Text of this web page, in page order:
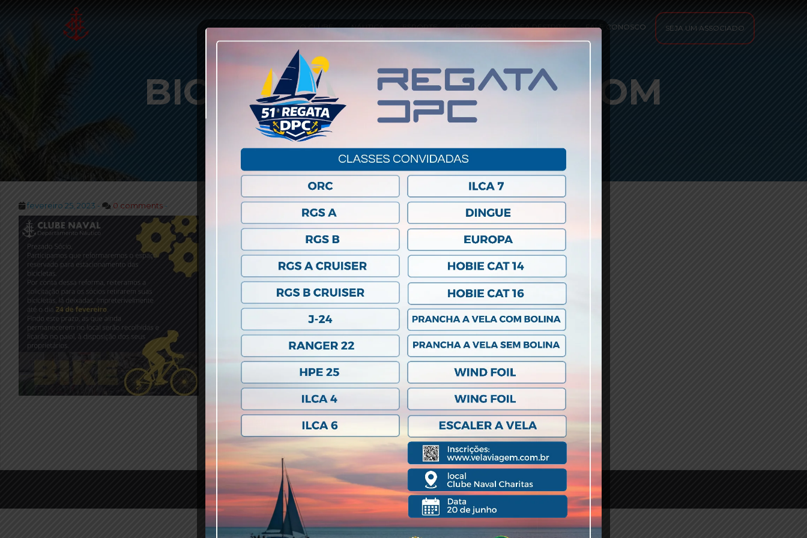
O CLUBE NÁUTICA ESPORTE ESPAÇOS ÁREA RESTRITA FALE CONOSCO SEJA UM ASSOCIADO
BICICLETA 2022 OBRA COM
ALTERAÇÃO (1)
fevereiro 25, 2023 - 0 comments -
Previous Post
© 2020 Clube Naval Charitas, All Rights Reserved.